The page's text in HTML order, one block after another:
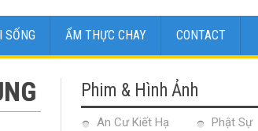
SỐNG ẨM THỰC CHAY CONTACT
Phim & Hình Ảnh
An Cư Kiết Hạ
Phật Sự